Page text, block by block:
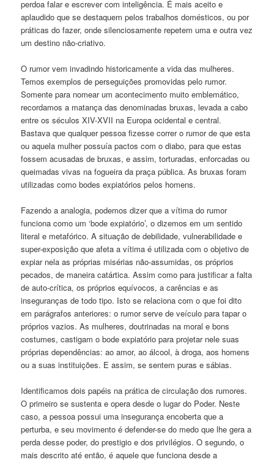
perdoa falar e escrever com inteligência. É mais aceito e
aplaudido que se destaquem pelos trabalhos domésticos, ou por
práticas do fazer, onde silenciosamente repetem uma e outra vez
um destino não-criativo.
O rumor vem invadindo historicamente a vida das mulheres.
Temos exemplos de perseguições promovidas pelo rumor.
Somente para nomear um acontecimento muito emblemático,
recordamos a matança das denominadas bruxas, levada a cabo
entre os séculos XIV-XVII na Europa ocidental e central.
Bastava que qualquer pessoa fizesse correr o rumor de que esta
ou aquela mulher possuía pactos com o diabo, para que estas
fossem acusadas de bruxas, e assim, torturadas, enforcadas ou
queimadas vivas na fogueira da praça pública. As bruxas foram
utilizadas como bodes expiatórios pelos homens.
Fazendo a analogia, podemos dizer que a vítima do rumor
funciona como um ‘bode expiatório’, o dizemos em um sentido
literal e metafórico. A situação de debilidade, vulnerabilidade e
super-exposição que afeta a vítima é utilizada com o objetivo de
expiar nela as próprias misérias não-assumidas, os próprios
pecados, de maneira catártica. Assim como para justificar a falta
de auto-crítica, os próprios equívocos, a carências e as
inseguranças de todo tipo. Isto se relaciona com o que foi dito
em parágrafos anteriores: o rumor serve de veículo para tapar o
próprios vazios. As mulheres, doutrinadas na moral e bons
costumes, castigam o bode expiatório para projetar nele suas
próprias dependências: ao amor, ao álcool, à droga, aos homens
ou a suas instituições. E assim, se sentem puras e sábias.
Identificamos dois papéis na prática de circulação dos rumores.
O primeiro se sustenta e opera desde o lugar do Poder. Neste
caso, a pessoa possui uma insegurança encoberta que a
perturba, e seu movimento é defender-se do medo que lhe gera a
perda desse poder, do prestigio e dos privilégios. O segundo, o
mais descrito até então, é aquele que funciona desde a